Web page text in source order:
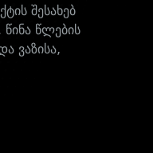
შესახებ
წლების
ვაზისა,